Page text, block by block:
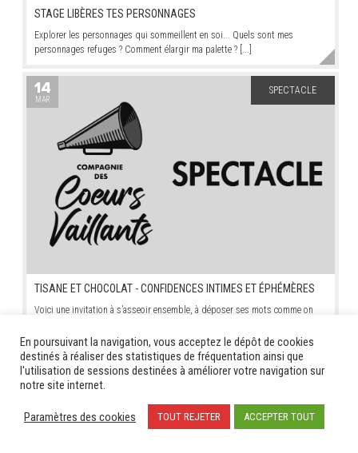
STAGE LIBÈRES TES PERSONNAGES
Explorer les personnages qui sommeillent en soi... Quels sont mes
personnages refuges ? Comment élargir ma palette ? [...]
TISANE ET CHOCOLAT - CONFIDENCES INTIMES ET ÉPHÉMÈRES
Voici une invitation à s’asseoir ensemble, à déposer ses mots comme on
14
MAR
SPECTACLE
14
MAR
STAGE - TALENTS AIGUILLES
En poursuivant la navigation, vous acceptez le dépôt de cookies
destinés à réaliser des statistiques de fréquentation ainsi que
l'utilisation de sessions destinées à améliorer votre navigation sur
notre site internet.
Paramètres des cookies TOUT REJETER ACCEPTER TOUT